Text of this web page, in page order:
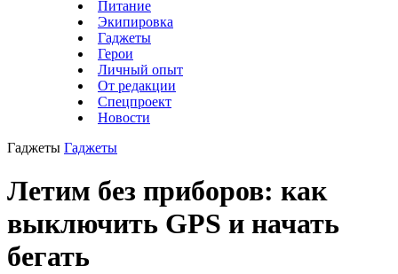
Питание
Экипировка
Гаджеты
Герои
Личный опыт
От редакции
Спецпроект
Новости
Гаджеты Гаджеты
Летим без приборов: как
выключить GPS и начать
бегать